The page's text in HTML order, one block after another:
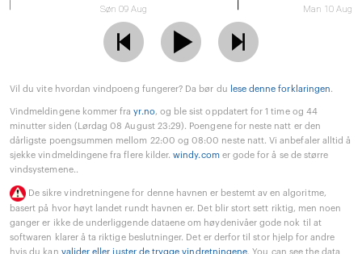
Søn 09 Aug
Man 10 Aug
Vil du vite hvordan vindpoeng fungerer? Da bør du lese denne forklaringen.
Vindmeldingene kommer frayr.no, og ble sist oppdatert for 1 time og 44
minutter siden (Lørdag 08 August 23:29). Poengene for neste natt er den
dårligste poengsummen mellom 22:00 og 08:00 neste natt. Vi anbefaler alltid å
sjekke vindmeldingene fra flere kilder.windy.comer gode for å se de større
vindsystemene..
De sikre vindretningene for denne havnen er bestemt av en algoritme,
basert på hvor høyt landet rundt havnen er. Det blir stort sett riktig, men noen
ganger er ikke de underliggende dataene om høydenivåer gode nok til at
softwaren klarer å ta riktige beslutninger. Det er derfor til stor hjelp for andre